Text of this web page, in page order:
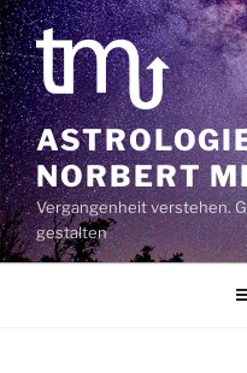
Zum
Inhalt
springen
NORBERT
Vergangenheit verstehen.
gestalten